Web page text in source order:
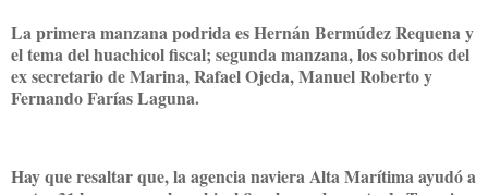
La primera manzana podrida es Hernán Bermúdez Requena y
el tema del huachicol fiscal; segunda manzana, los sobrinos del
ex secretario de Marina, Rafael Ojeda, Manuel Roberto y
Fernando Farías Laguna.
Hay que resaltar que, la agencia naviera Alta Marítima ayudó a